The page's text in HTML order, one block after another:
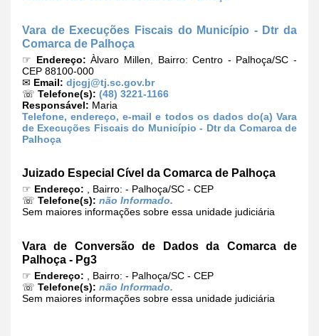
Vara de Execuções Fiscais do Município - Dtr da
Comarca de Palhoça
☞ Endereço: Àlvaro Millen, Bairro: Centro - Palhoça/SC -
CEP 88100-000
✉ Email: djcgj@tj.sc.gov.br
☏ Telefone(s): (48) 3221-1166
Responsável: Maria
Telefone, endereço, e-mail e todos os dados do(a) Vara
de Execuções Fiscais do Município - Dtr da Comarca de
Palhoça
Juizado Especial Cível da Comarca de Palhoça
☞ Endereço: , Bairro: - Palhoça/SC - CEP
☏ Telefone(s): não Informado.
Sem maiores informações sobre essa unidade judiciária
Vara de Conversão de Dados da Comarca de
Palhoça - Pg3
☞ Endereço: , Bairro: - Palhoça/SC - CEP
☏ Telefone(s): não Informado.
Sem maiores informações sobre essa unidade judiciária